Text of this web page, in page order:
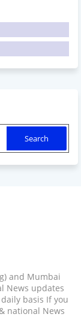
and Mumbai
News updates
basis If you
national News